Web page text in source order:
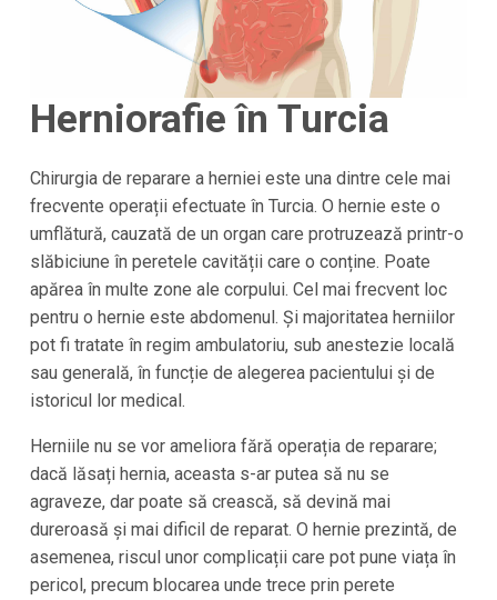
Herniorafie în Turcia
Chirurgia de reparare a herniei este una dintre cele mai
frecvente operații efectuate în Turcia. O hernie este o
umflătură, cauzată de un organ care protruzează printr-o
slăbiciune în peretele cavității care o conține. Poate
apărea în multe zone ale corpului. Cel mai frecvent loc
pentru o hernie este abdomenul. Și majoritatea herniilor
pot fi tratate în regim ambulatoriu, sub anestezie locală
sau generală, în funcție de alegerea pacientului și de
istoricul lor medical.
Herniile nu se vor ameliora fără operația de reparare;
dacă lăsați hernia, aceasta s-ar putea să nu se
agraveze, dar poate să crească, să devină mai
dureroasă și mai dificil de reparat. O hernie prezintă, de
asemenea, riscul unor complicații care pot pune viața în
pericol, precum blocarea unde trece prin perete